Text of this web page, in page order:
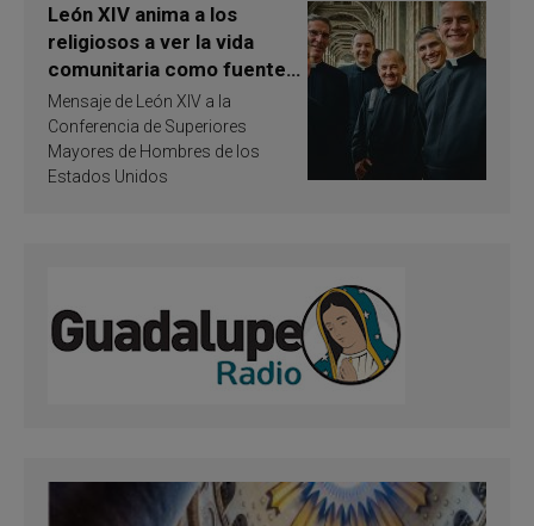
León XIV anima a los
religiosos a ver la vida
comunitaria como fuente
de inspiración y
santificación
Mensaje de León XIV a la
Conferencia de Superiores
Mayores de Hombres de los
Estados Unidos